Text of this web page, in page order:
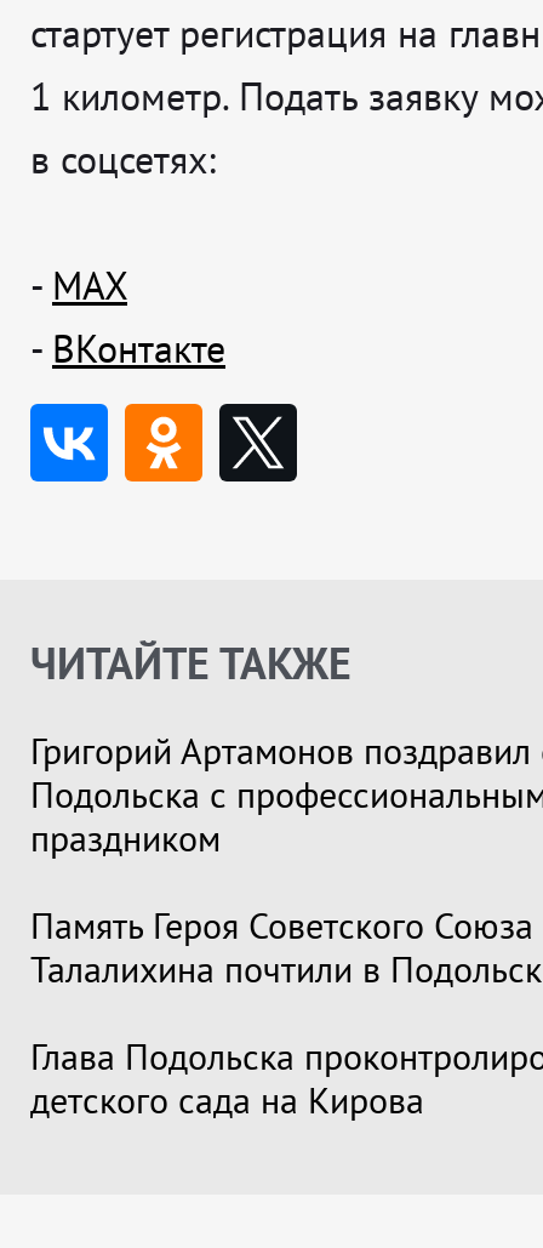
стартует регистрация на
1 километр. Подать заявку
в соцсетях:
- MAX
- ВКонтакте
ЧИТАЙТЕ ТАКЖЕ
Григорий Артамонов поздравил
Подольска с
праздником
Память Героя Советского
Талалихина почтили в
Глава Подольска
детского сада на Кирова